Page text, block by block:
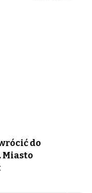
do
Miasto